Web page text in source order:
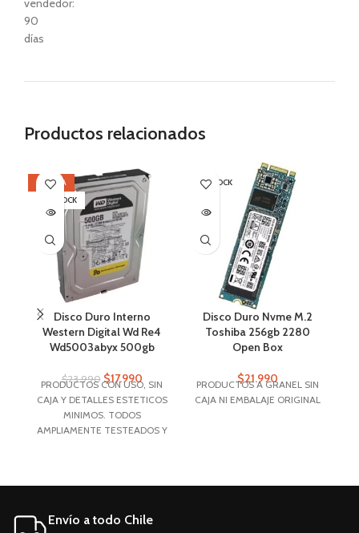
vendedor:
90
días
Productos relacionados
OFERTA
SIN STOCK
Disco Duro Interno
Western Digital Wd Re4
Wd5003abyx 500gb
$23.990 $17.990
PRODUCTOS CON USO, SIN
CAJA Y DETALLES ESTETICOS
MINIMOS. TODOS
AMPLIAMENTE TESTEADOS Y
SIN STOCK
Disco Duro Nvme M.2
Toshiba 256gb 2280
Open Box
$21.990
PRODUCTOS A GRANEL SIN
CAJA NI EMBALAJE ORIGINAL
Envío a todo Chile